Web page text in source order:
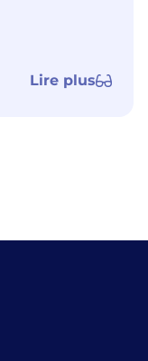
Lire plus